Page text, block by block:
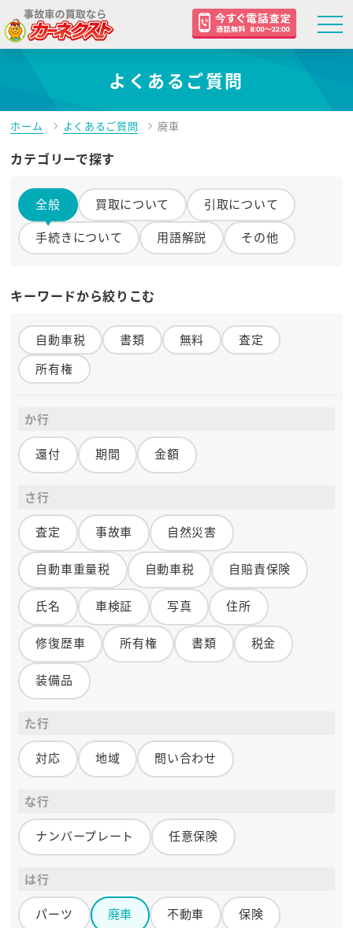
よくあるご質問
ホーム よくあるご質問 廃車
カテゴリーで探す
全般 買取について
引取について
手続きについて
用語解説 その他
キーワードから絞りこむ
自動車税 書類 無料
査定
所有権
か行
還付 期間 金額
さ行
査定 事故車 自然災害
自動車重量税 自動車税 自賠責保険
氏名 車検証 写真 住所
修復歴車 所有権 書類 税金
装備品
た行
対応 地域 問い合わせ
な行
ナンバープレート 任意保険
は行
パーツ 廃車 不動車 保険